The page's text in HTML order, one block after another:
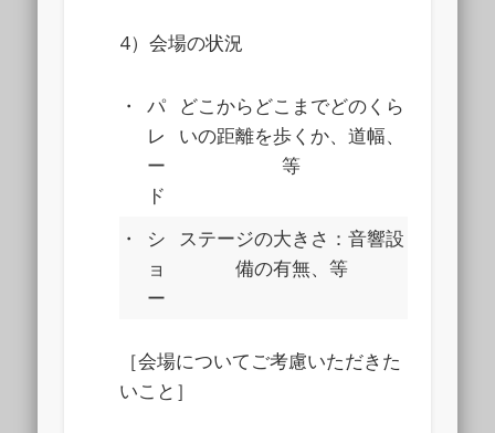
4）会場の状況
・
パ
レ
ー
ド
どこからどこまでどのくら
いの距離を歩くか、道幅、
等
・
シ
ョ
ー
ステージの大きさ：音響設
備の有無、等
［会場についてご考慮いただきた
いこと］